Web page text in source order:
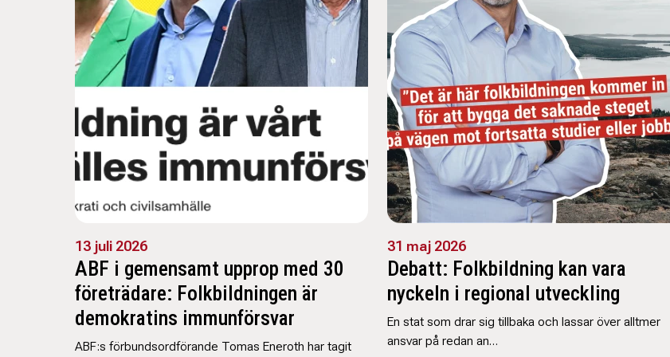
13 juli 2026
ABF i gemensamt upprop med 30
företrädare: Folkbildningen är
demokratins immunförsvar
ABF:s förbundsordförande Tomas Eneroth har tagit
31 maj 2026
Debatt: Folkbildning kan vara
nyckeln i regional utveckling
En stat som drar sig tillbaka och lassar över alltmer
ansvar på redan an…